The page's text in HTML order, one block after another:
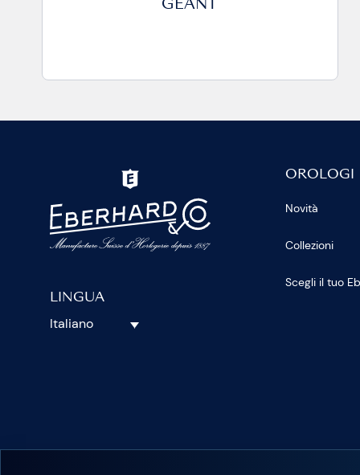
LINGUA
Italiano
OROLOGI
Novità
Collezioni
Scegli il tuo